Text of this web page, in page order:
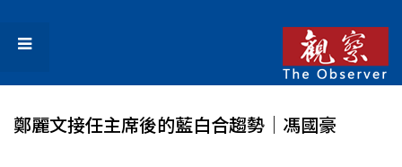
鄭麗文接任主席後的藍白合趨勢│馮國豪